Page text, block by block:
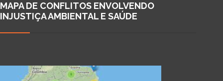
MAPA DE CONFLITOS ENVOLVENDO
INJUSTIÇA AMBIENTAL E SAÚDE